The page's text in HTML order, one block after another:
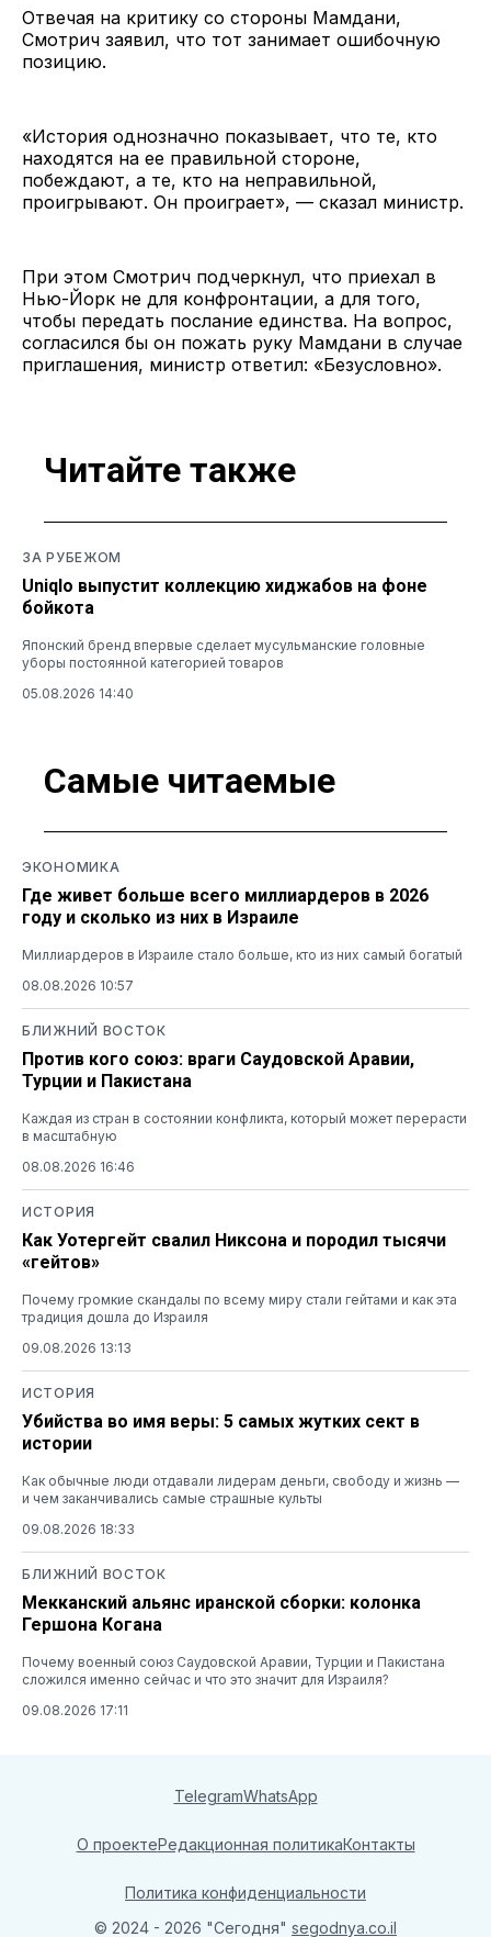
Отвечая на критику со стороны Мамдани,
Смотрич заявил, что тот занимает ошибочную
позицию.
«История однозначно показывает, что те, кто
находятся на ее правильной стороне,
побеждают, а те, кто на неправильной,
проигрывают. Он проиграет», — сказал министр.
При этом Смотрич подчеркнул, что приехал в
Нью-Йорк не для конфронтации, а для того,
чтобы передать послание единства. На вопрос,
согласился бы он пожать руку Мамдани в случае
приглашения, министр ответил: «Безусловно».
Читайте также
ЗА РУБЕЖОМ
Uniqlo выпустит коллекцию хиджабов на фоне
бойкота
Японский бренд впервые сделает мусульманские головные
уборы постоянной категорией товаров
05.08.2026 14:40
Самые читаемые
ЭКОНОМИКА
Где живет больше всего миллиардеров в 2026
году и сколько из них в Израиле
Миллиардеров в Израиле стало больше, кто из них самый богатый
08.08.2026 10:57
БЛИЖНИЙ ВОСТОК
Против кого союз: враги Саудовской Аравии,
Турции и Пакистана
Каждая из стран в состоянии конфликта, который может перерасти
в масштабную
08.08.2026 16:46
ИСТОРИЯ
Как Уотергейт свалил Никсона и породил тысячи
«гейтов»
Почему громкие скандалы по всему миру стали гейтами и как эта
традиция дошла до Израиля
09.08.2026 13:13
ИСТОРИЯ
Убийства во имя веры: 5 самых жутких сект в
истории
Как обычные люди отдавали лидерам деньги, свободу и жизнь —
и чем заканчивались самые страшные культы
09.08.2026 18:33
БЛИЖНИЙ ВОСТОК
Мекканский альянс иранской сборки: колонка
Гершона Когана
Почему военный союз Саудовской Аравии, Турции и Пакистана
сложился именно сейчас и что это значит для Израиля?
09.08.2026 17:11
TelegramWhatsApp
О проектеРедакционная политикаКонтакты
Политика конфиденциальности
© 2024 - 2026 "Сегодня" segodnya.co.il